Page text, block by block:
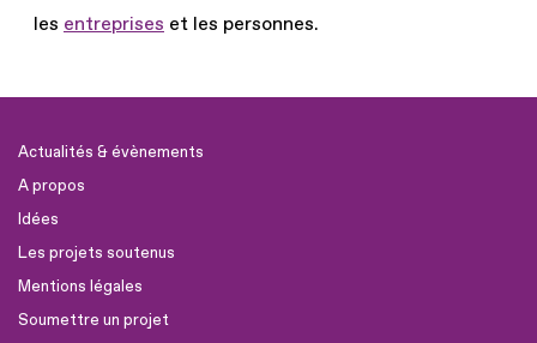
les entreprises et les personnes.
Actualités & évènements
A propos
Idées
Les projets soutenus
Mentions légales
Soumettre un projet